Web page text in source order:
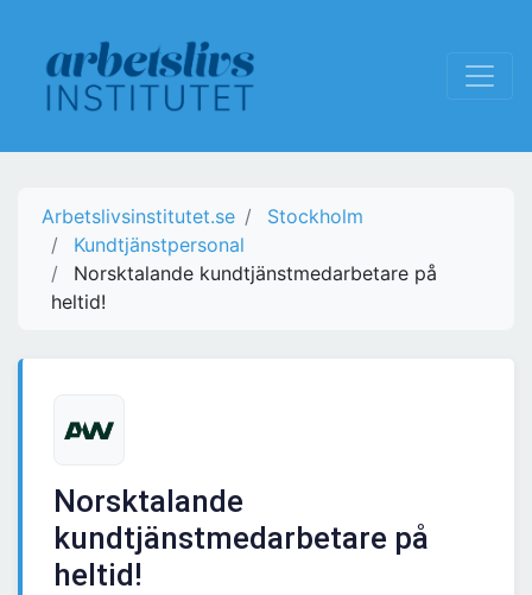
Arbetslivsinstitutet.se
Stockholm
Kundtjänstpersonal
Norsktalande kundtjänstmedarbetare på
heltid!
Norsktalande
kundtjänstmedarbetare på
heltid!